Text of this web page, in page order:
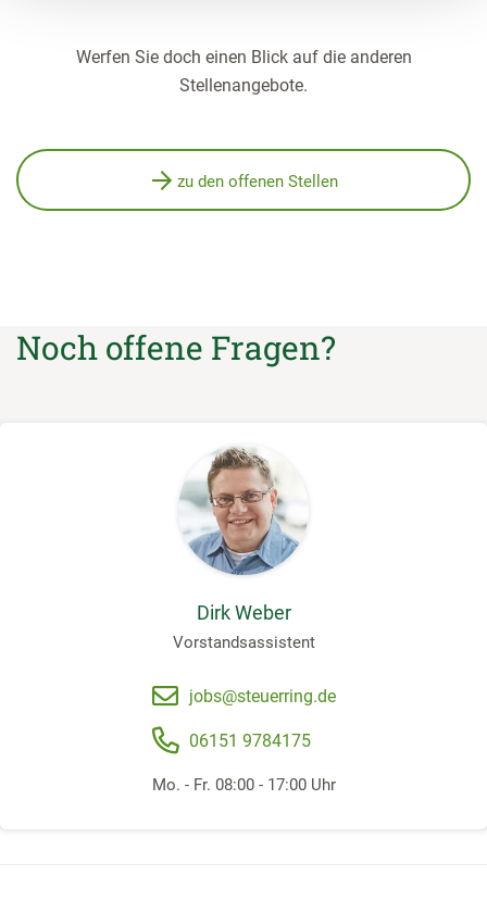
Werfen Sie doch einen Blick auf die anderen
Stellenangebote.
zu den offenen Stellen
Noch offene Fragen?
Dirk Weber
Vorstandsassistent
jobs@steuerring.de
06151 9784175
Mo. - Fr. 08:00 - 17:00 Uhr